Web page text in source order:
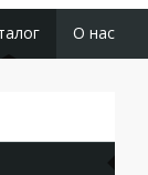
О нас